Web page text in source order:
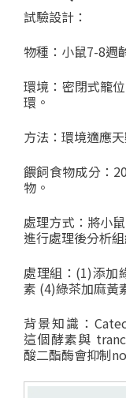
試驗設計：
物種：小鼠7-8週
環境：密閉式籠
環。
方法：環境適應
餵飼食物成分：
物。
處理方式：將小
進行處理後分析
處理組：(1)添加
素 (4)綠茶加麻黃
背景知識：
這個酵素與
酸二酯酶會抑制